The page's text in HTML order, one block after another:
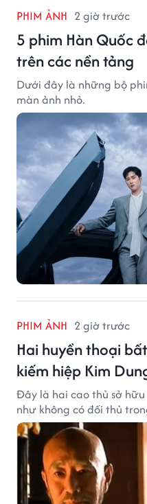
PHIM ẢNH 2 giờ trước
5 phim Hàn Quốc
trên các nền tảng
Dưới đây là những bộ
màn ảnh nhỏ.
PHIM ẢNH 2 giờ trước
Hai huyền thoại
kiếm hiệp Kim
Đây là hai cao thủ sở
như không có đối thủ